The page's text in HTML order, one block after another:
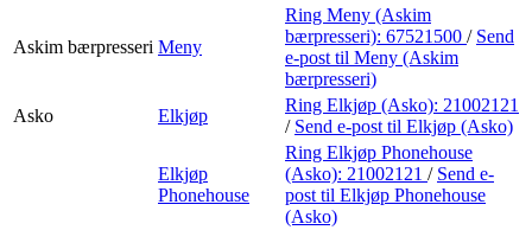
Askim bærpresseri Meny
Ring Meny (Askim
bærpresseri): 67521500 / Send
e-post til Meny (Askim
bærpresseri)
Asko
Elkjøp
Ring Elkjøp (Asko): 21002121
/ Send e-post til Elkjøp (Asko)
Elkjøp
Phonehouse
Ring Elkjøp Phonehouse
(Asko): 21002121 / Send e-
post til Elkjøp Phonehouse
(Asko)